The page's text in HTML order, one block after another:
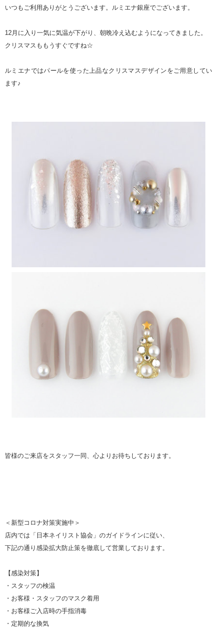
いつもご利用ありがとうございます。ルミエナ銀座でございます。
12月に入り一気に気温が下がり、朝晩冷え込むようになってきました。
クリスマスももうすぐですね☆
ルミエナではパールを使った上品なクリスマスデザインをご用意してい
ます♪
皆様のご来店をスタッフ一同、 心よりお待ちしております。
＜新型コロナ対策実施中＞
店内では「日本ネイリスト協会」のガイドラインに従い、
下記の通り感染拡大防止策を徹底して営業しております。
【感染対策】
・スタッフの検温
・お客様・スタッフのマスク着用
・お客様ご入店時の手指消毒
・定期的な換気